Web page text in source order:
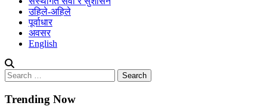
उहिले-अहिले
पूर्वाधार
अवसर
English
Search
for:
Trending Now